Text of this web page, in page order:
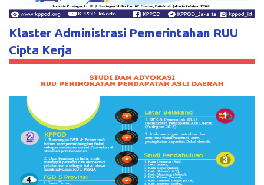
Klaster Administrasi Pemerintahan RUU
Cipta Kerja